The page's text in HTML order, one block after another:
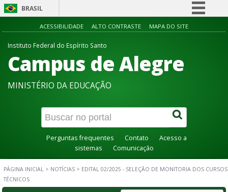
BRASIL
Simplifique!
Acesso à informação
Canais
ACESSIBILIDADE ALTO CONTRASTE MAPA DO SITE
Instituto Federal do Espírito Santo
Campus de Alegre
MINISTÉRIO DA EDUCAÇÃO
Perguntas frequentes Contato
Acesso a
sistemas
Comunicação
PÁGINA INICIAL > NOTÍCIAS > EDITAL 02/2025 - SELEÇÃO DE MONITORIA DOS CURSOS
TÉCNICOS